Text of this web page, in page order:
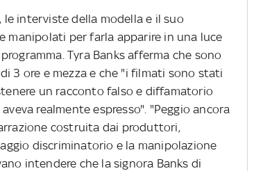
le interviste della modella e il suo
per farla apparire in una luce
Tyra Banks afferma che sono
3 ore e mezza e che "i filmati sono stati
un racconto falso e diffamatorio
realmente espresso". "Peggio ancora
costruita dai produttori,
discriminatorio e la manipolazione
intendere che la signora Banks di